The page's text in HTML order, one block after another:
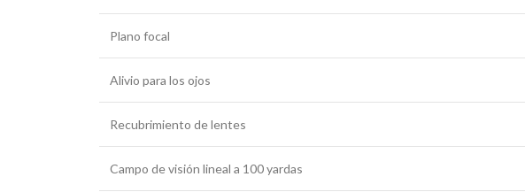
Plano focal
Alivio para los ojos
Recubrimiento de lentes
Campo de visión lineal a 100 yardas